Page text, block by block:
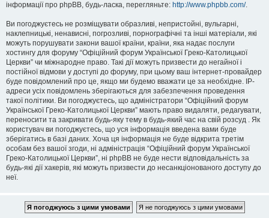
інформації про phpBB, будь-ласка, перегляньте: http://www.phpbb.com/.
Ви погоджуєтесь не розміщувати образливі, непристойні, вульгарні,
наклепницькі, ненависні, погрозливі, порнографічні та інші матеріали, які
можуть порушувати закони вашої країни, країни, яка надає послуги
хостингу для форуму “Офіційний форум Української Греко-Католицької
Церкви” чи міжнародне право. Такі дії можуть призвести до негайної і
постійної відмови у доступі до форуму, при цьому ваш інтернет-провайдер
буде повідомлений про це, якщо ми будемо вважати це за необхідне. IP-
адреси усіх повідомлень зберігаються для забезпечення проведення
такої політики. Ви погоджуєтесь, що адміністратори “Офіційний форум
Української Греко-Католицької Церкви” мають право видаляти, редагувати,
переносити та закривати будь-яку тему в будь-який час на свій розсуд . Як
користувач ви погоджуєтесь, що уся інформація введена вами буде
зберігатись в базі даних. Хоча ця інформація не буде відкрита третім
особам без вашої згоди, ні адміністрація “Офіційний форум Української
Греко-Католицької Церкви”, ні phpBB не буде нести відповідальність за
будь-які дії хакерів, які можуть призвести до несанкціонованого доступу до
неї.